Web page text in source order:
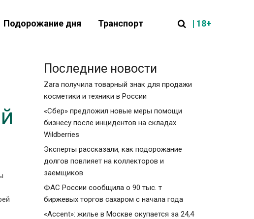
Подорожание дня Транспорт | 18+
Последние новости
Zara получила товарный знак для продажи
косметики и техники в России
«Сбер» предложил новые меры помощи
бизнесу после инцидентов на складах
Wildberries
Эксперты рассказали, как подорожание
долгов повлияет на коллекторов и
заемщиков
ФАС России сообщила о 90 тыс. т
биржевых торгов сахаром с начала года
«Accent»: жилье в Москве окупается за 24,4